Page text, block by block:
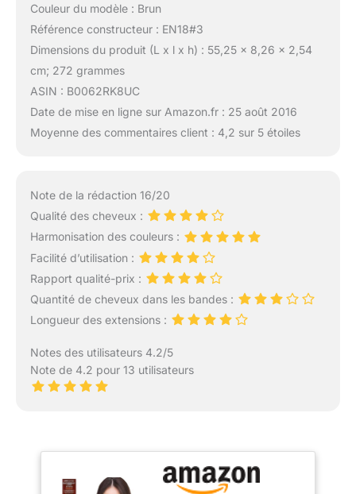
Couleur du modèle : Brun
Référence constructeur : EN18#3
Dimensions du produit (L x l x h) : 55,25 x 8,26 x 2,54
cm; 272 grammes
ASIN : B0062RK8UC
Date de mise en ligne sur Amazon.fr : 25 août 2016
Moyenne des commentaires client : 4,2 sur 5 étoiles
Note de la rédaction 16/20
Qualité des cheveux :
Harmonisation des couleurs :
Facilité d’utilisation :
Rapport qualité-prix :
Quantité de cheveux dans les bandes :
Longueur des extensions :
Notes des utilisateurs 4.2/5
Note de 4.2 pour 13 utilisateurs